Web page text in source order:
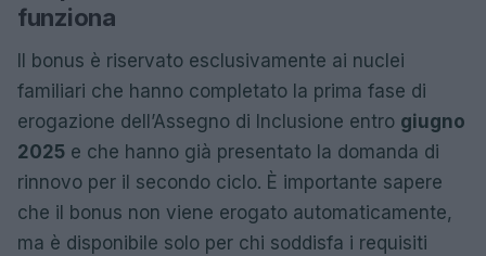
funziona
Il bonus è riservato esclusivamente ai nuclei
familiari che hanno completato la prima fase di
erogazione dell’Assegno di Inclusione entro giugno
2025 e che hanno già presentato la domanda di
rinnovo per il secondo ciclo. È importante sapere
che il bonus non viene erogato automaticamente,
ma è disponibile solo per chi soddisfa i requisiti